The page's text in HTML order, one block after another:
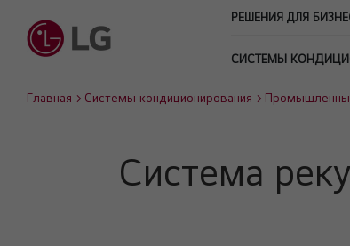
РЕШЕНИЯ ДЛЯ
СИСТЕМЫ
Главная Системы кондиционирования
Система